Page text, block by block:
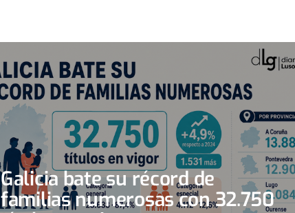
Galicia bate su récord de
familias numerosas con 32.750